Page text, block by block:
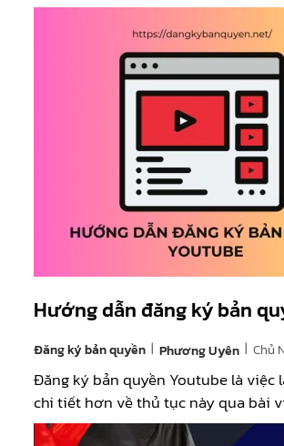
Hướng dẫn đăng ký bản
Đăng ký bản quyền | Phương Uyên | Chủ
Đăng ký bản quyền Youtube là
chi tiết hơn về thủ tục này qua bài